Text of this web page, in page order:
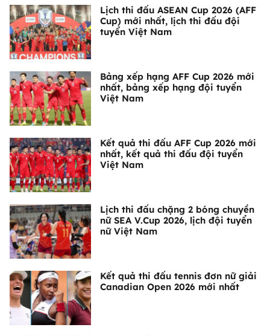
Lịch thi đấu ASEAN Cup 2026 (AFF
Cup) mới nhất, lịch thi đấu đội
tuyển Việt Nam
Bảng xếp hạng AFF Cup 2026 mới
nhất, bảng xếp hạng đội tuyển
Việt Nam
Kết quả thi đấu AFF Cup 2026 mới
nhất, kết quả thi đấu đội tuyển
Việt Nam
Lịch thi đấu chặng 2 bóng chuyền
nữ SEA V.Cup 2026, lịch đội tuyển
nữ Việt Nam
Kết quả thi đấu tennis đơn nữ giải
Canadian Open 2026 mới nhất